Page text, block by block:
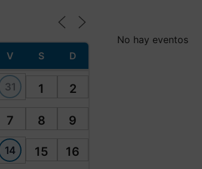
V S D
31 1 2
7 8 9
14 15 16
No hay eventos